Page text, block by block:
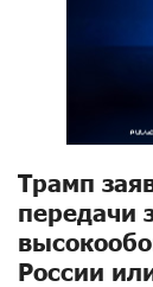
Трамп
передачи
России